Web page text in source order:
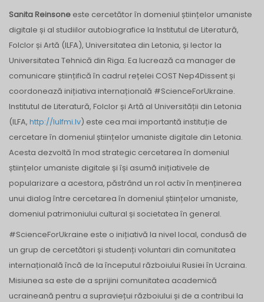
Sanita Reinsone este cercetător în domeniul științelor umaniste
digitale și al studiilor autobiografice la Institutul de Literatură,
Folclor și Artă (ILFA), Universitatea din Letonia, și lector la
Universitatea Tehnică din Riga. Ea lucrează ca manager de
comunicare științifică în cadrul rețelei COST Nep4Dissent și
coordonează inițiativa internațională #ScienceForUkraine.
Institutul de Literatură, Folclor și Artă al Universității din Letonia
(ILFA, http://lulfmi.lv) este cea mai importantă instituție de
cercetare în domeniul științelor umaniste digitale din Letonia.
Acesta dezvoltă în mod strategic cercetarea în domeniul
științelor umaniste digitale și își asumă inițiativele de
popularizare a acestora, păstrând un rol activ în menținerea
unui dialog între cercetarea în domeniul științelor umaniste,
domeniul patrimoniului cultural și societatea în general.
#ScienceForUkraine este o inițiativă la nivel local, condusă de
un grup de cercetători și studenți voluntari din comunitatea
internațională încă de la începutul războiului Rusiei în Ucraina.
Misiunea sa este de a sprijini comunitatea academică
ucraineană pentru a supraviețui războiului și de a contribui la